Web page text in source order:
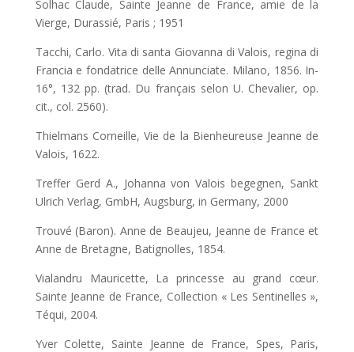
Solhac Claude, Sainte Jeanne de France, amie de la
Vierge, Durassié, Paris ; 1951
Tacchi, Carlo. Vita di santa Giovanna di Valois, regina di
Francia e fondatrice delle Annunciate. Milano, 1856. In-
16°, 132 pp. (trad. Du français selon U. Chevalier, op.
cit., col. 2560).
Thielmans Corneille, Vie de la Bienheureuse Jeanne de
Valois, 1622.
Treffer Gerd A., Johanna von Valois begegnen, Sankt
Ulrich Verlag, GmbH, Augsburg, in Germany, 2000
Trouvé (Baron). Anne de Beaujeu, Jeanne de France et
Anne de Bretagne, Batignolles, 1854.
Vialandru Mauricette, La princesse au grand cœur.
Sainte Jeanne de France, Collection « Les Sentinelles »,
Téqui, 2004.
Yver Colette, Sainte Jeanne de France, Spes, Paris,